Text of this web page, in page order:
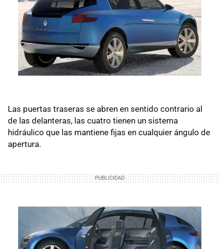
Las puertas traseras se abren en sentido contrario al
de las delanteras, las cuatro tienen un sistema
hidráulico que las mantiene fijas en cualquier ángulo de
apertura.